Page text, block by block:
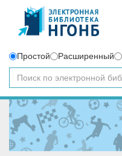
Простой Расширенный